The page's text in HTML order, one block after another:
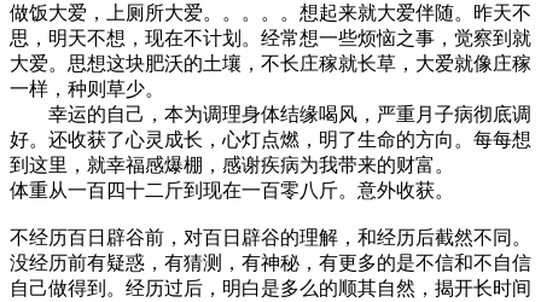
做饭大爱，上厕所大爱。。。。。想起来就大爱伴随。昨天不
思，明天不想，现在不计划。经常想一些烦恼之事，觉察到就
大爱。思想这块肥沃的土壤，不长庄稼就长草，大爱就像庄稼
一样，种则草少。
幸运的自己，本为调理身体结缘喝风，严重月子病彻底调
好。还收获了心灵成长，心灯点燃，明了生命的方向。每每想
到这里，就幸福感爆棚，感谢疾病为我带来的财富。
体重从一百四十二斤到现在一百零八斤。意外收获。
不经历百日辟谷前，对百日辟谷的理解，和经历后截然不同。
没经历前有疑惑，有猜测，有神秘，有更多的是不信和不自信
自己做得到。经历过后，明白是多么的顺其自然，揭开长时间